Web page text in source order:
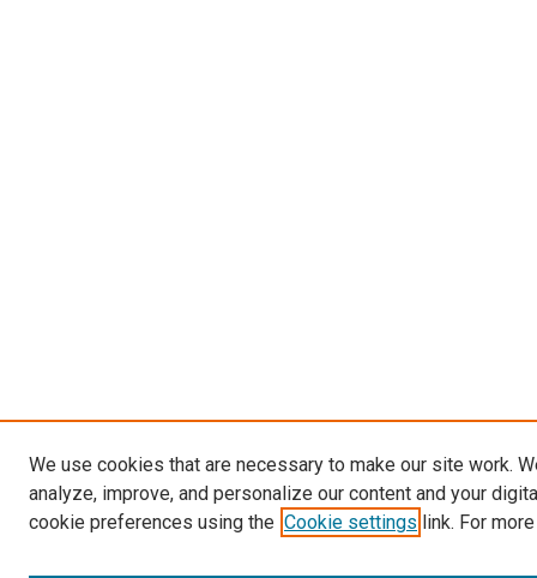
We use cookies that are necessary to make our site work.
analyze, improve, and personalize our content and your
cookie preferences using the Cookie settings link. For